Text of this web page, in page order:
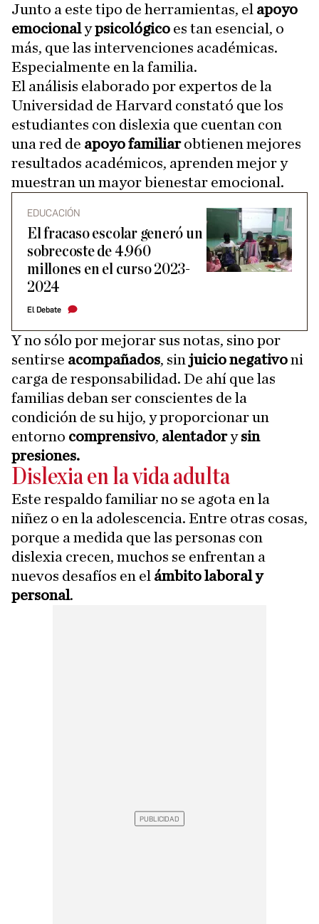
Junto a este tipo de herramientas, el apoyo
emocionalypsicológico es tan esencial, o
más, que las intervenciones académicas.
Especialmente en la familia.
El análisis elaborado por expertos de la
Universidad de Harvard constató que los
estudiantes con dislexia que cuentan con
una red de apoyo familiarobtienen mejores
resultados académicos, aprenden mejor y
muestran un mayor bienestar emocional.
EDUCACIÓN
El fracaso escolar generó un
sobrecoste de 4.960
millones en el curso 2023-
2024
El Debate
Y no sólo por mejorar sus notas, sino por
sentirse acompañados, sin juicio negativoni
carga de responsabilidad. De ahí que las
familias deban ser conscientes de la
condición de su hijo, y proporcionar un
entorno comprensivo, alentadorysin
presiones.
Dislexia en la vida adulta
Este respaldo familiar no se agota en la
niñez o en la adolescencia. Entre otras cosas,
porque a medida que las personas con
dislexia crecen, muchos se enfrentan a
nuevos desafíos en el ámbito laboral y
personal.